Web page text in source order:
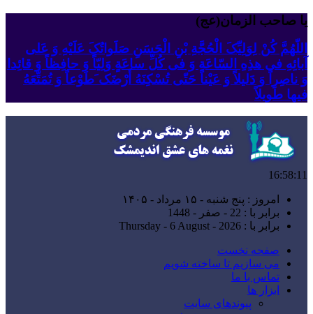
یا صاحب الزمان(عج)
اللّهُمَّ کُنْ لِوَلِیِّکَ الْحُجَّةِ بْنِ الْحَسَنِ صَلَواتُکَ عَلَیْهِ وَ عَلى
آبائِهِ فی هذِهِ السّاعَةِ وَ فی کُلِّ ساعَةٍ وَلِیّاً وَ حافِظاً وَ قائِدا
‏وَ ناصِراً وَ دَلیلاً وَ عَیْناً حَتّى تُسْکِنَهُ أَرْضَک َطَوْعاً وَ تُمَتِّعَهُ
فیها طَویلاً
16:58:12
امروز : پنج شنبه - ۱۵ مرداد - ۱۴۰۵
برابر با : 22 - صفر - 1448
برابر با : Thursday - 6 August - 2026
صفحه نخست
می سازیم تا ساخته شویم
تماس با ما
ابزار ها
پیوندهای سایت